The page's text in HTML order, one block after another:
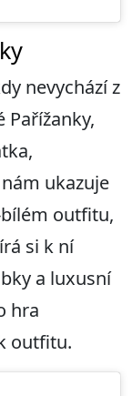
nevychází z
Pařížanky,
ukazuje
outfitu,
si k ní
a luxusní
hra
outfitu.